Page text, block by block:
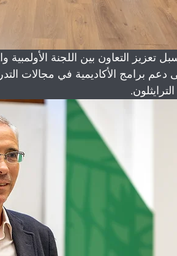
التعاون بين اللجنة الأولمبية
دعم برامج الأكاديمية في مجالات